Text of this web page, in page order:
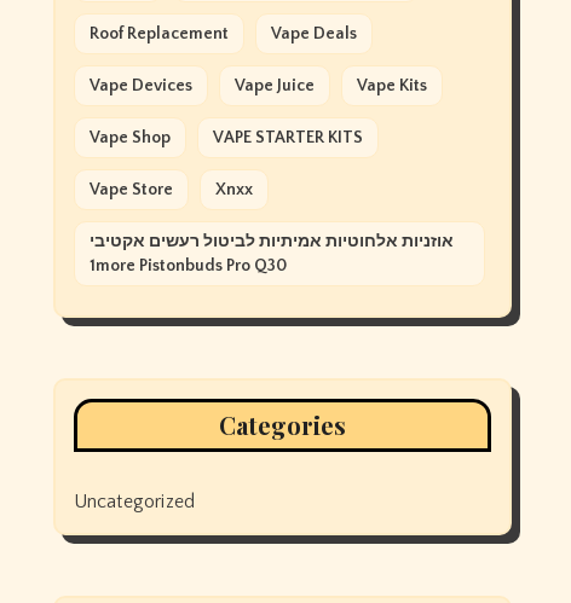
Roof Replacement Vape Deals
Vape Devices Vape Juice Vape Kits
Vape Shop VAPE STARTER KITS
Vape Store Xnxx
אוזניות אלחוטיות אמיתיות לביטול רעשים אקטיבי
1more Pistonbuds Pro Q30
Categories
Uncategorized